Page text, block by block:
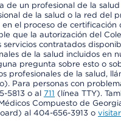
de un profesional de la salud
de la salud o la red del
en el proceso de certificación
que la autorización del
servicios contratados
de la salud incluidos en
pregunta sobre esto o
profesionales de la salud,
Para personas con
5813 o al 711 (línea TTY).
Compuesto de
al 404-656-3913 o